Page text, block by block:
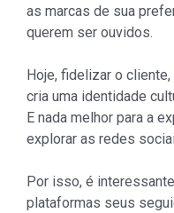
as marcas de sua
querem ser ouvidos.
Hoje, fidelizar o
cria uma identidade
E nada melhor para a
explorar as redes
Por isso, é
plataformas seus